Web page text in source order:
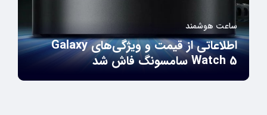
ساعت هوشمند
اطلاعاتی از قیمت و ویژگی‌های Galaxy
Watch 5 سامسونگ فاش شد